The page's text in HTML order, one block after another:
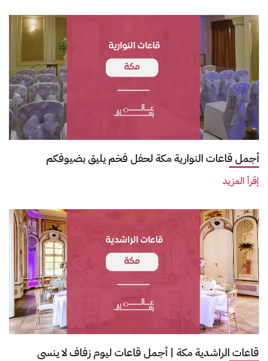
أجمل قاعات النوارية مكة لحفل فخم يليق بضيوفكم
إقرأ المزيد
قاعات الراشدية مكة | أجمل قاعات ليوم زفاف لا ينسى